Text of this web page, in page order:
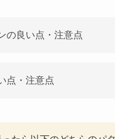
の良い点・注意点
点・注意点